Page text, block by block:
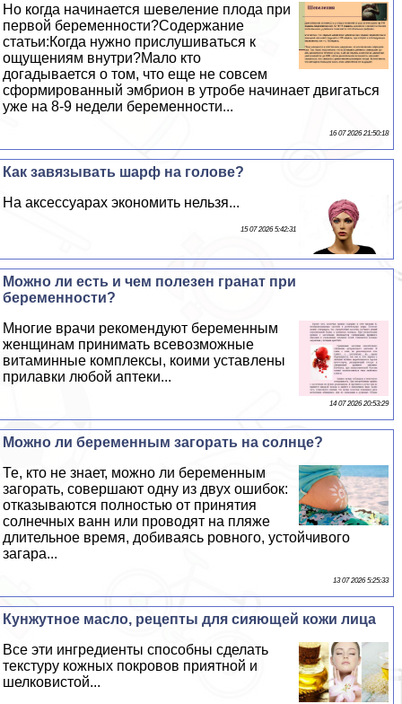
Но когда начинается шевеление плода при
первой беременности?Содержание
статьи:Когда нужно прислушиваться к
ощущениям внутри?Мало кто
догадывается о том, что еще не совсем
сформированный эмбрион в утробе начинает двигаться
уже на 8-9 недели беременности...
16 07 2026 21:50:18
Как завязывать шарф на голове?
На аксессуарах экономить нельзя...
15 07 2026 5:42:31
Можно ли есть и чем полезен гранат при
беременности?
Многие врачи рекомендуют беременным
женщинам принимать всевозможные
витаминные комплексы, коими уставлены
прилавки любой аптеки...
14 07 2026 20:53:29
Можно ли беременным загорать на солнце?
Те, кто не знает, можно ли беременным
загорать, совершают одну из двух ошибок:
отказываются полностью от принятия
солнечных ванн или проводят на пляже
длительное время, добиваясь ровного, устойчивого
загара...
13 07 2026 5:25:33
Кунжутное масло, рецепты для сияющей кожи лица
Все эти ингредиенты способны сделать
текстуру кожных покровов приятной и
шелковистой...